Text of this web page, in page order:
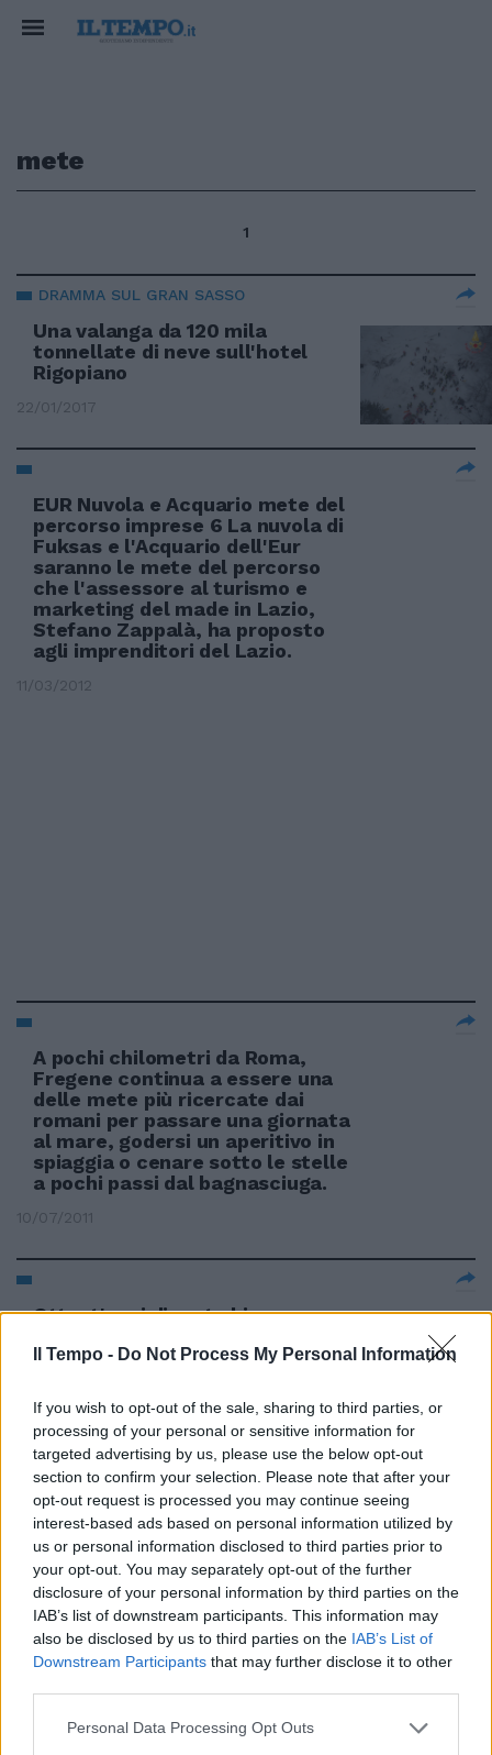
Il Tempo - Do Not Process My Personal Information
If you wish to opt-out of the sale, sharing to third parties, or
processing of your personal or sensitive information for
targeted advertising by us, please use the below opt-out
section to confirm your selection. Please note that after your
opt-out request is processed you may continue seeing
interest-based ads based on personal information utilized by
us or personal information disclosed to third parties prior to
your opt-out. You may separately opt-out of the further
disclosure of your personal information by third parties on the
IAB’s list of downstream participants. This information may
also be disclosed by us to third parties on the IAB’s List of
Downstream Participants that may further disclose it to other
Personal Data Processing Opt Outs
mete
1
DRAMMA SUL GRAN SASSO
Una valanga da 120 mila
tonnellate di neve sull'hotel
Rigopiano
22/01/2017
EUR Nuvola e Acquario mete del
percorso imprese 6 La nuvola di
Fuksas e l'Acquario dell'Eur
saranno le mete del percorso
che l'assessore al turismo e
marketing del made in Lazio,
Stefano Zappalà, ha proposto
agli imprenditori del Lazio.
11/03/2012
A pochi chilometri da Roma,
Fregene continua a essere una
delle mete più ricercate dai
romani per passare una giornata
al mare, godersi un aperitivo in
spiaggia o cenare sotto le stelle
a pochi passi dal bagnasciuga.
10/07/2011
Ottant'anni di mete bianconere
20/03/2011
Francia e Nicaragua le mete
dorate dei protagonisti degli
anni di piombo
31/12/2010
Grecia e Spagna le mete dei
vacanzieri di settembre